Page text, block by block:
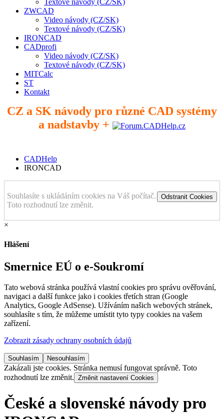
Textové návody (CZ/SK)
ZWCAD
Video návody (CZ/SK)
Textové návody (CZ/SK)
IRONCAD
CADprofi
Video návody (CZ/SK)
Textové návody (CZ/SK)
MITCalc
ST
Kontakt
CZ a SK návody pro různé CAD systémy
a nadstavby +
CADHelp
IRONCAD
Odstranit Cookies
Souhlasíte s ukládáním cookies na Váš počítač.
Toto rozhodnutí lze změnit.
×
Hlášení
Smernice EÚ o e-Soukromí
Tato webová stránka používá vlastní cookies pro správu ověřování,
navigaci a další funkce jako i cookies třetích stran (Google
Analytics, Google AdSense). Užíváním našich webových stránek,
souhlasíte s tím, že můžeme umístit tyto typy cookies na vašem
zařízení.
Zobrazit zásady ochrany osobních údajů
Souhlasím Nesouhlasím
Zakázali jste cookies. Stránka nemusí fungovat správně. Toto
rozhodnutí lze změnit. Změnit nastavení Cookies
České a slovenské návody pro